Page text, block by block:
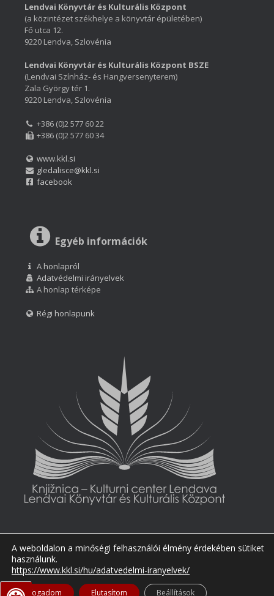
Lendvai Könyvtár és Kulturális Központ
(a közintézet székhelye a könyvtár épületében)
Fő utca 12.
9220 Lendva, Szlovénia
Lendvai Könyvtár és Kulturális Központ BSZE
(Lendvai Színház- és Hangversenyterem)
Zala György tér 1.
9220 Lendva, Szlovénia
+386 (0)2 577 60 22
+386 (0)2 577 60 34
www.kkl.si
gledalisce@kkl.si
facebook
Egyéb információk
A honlapról
Adatvédelmi irányelvek
A honlap térképe
Régi honlapunk
A weboldalon a minőségi felhasználói élmény érdekében sütiket
használunk.
https://www.kkl.si/hu/adatvedelmi-iranyelvek/
Elfogadom Elutasítom Beállítások